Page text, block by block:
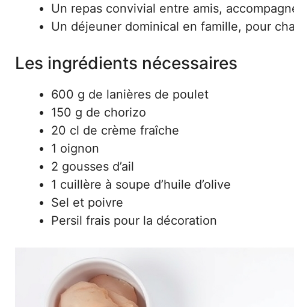
Un repas convivial entre amis,
Un déjeuner dominical en famille, pour
Les ingrédients nécessaires
600 g de lanières de poulet
150 g de chorizo
20 cl de crème fraîche
1 oignon
2 gousses d’ail
1 cuillère à soupe d’huile d’olive
Sel et poivre
Persil frais pour la décoration